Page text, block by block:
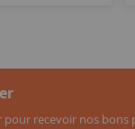
recevoir nos bons